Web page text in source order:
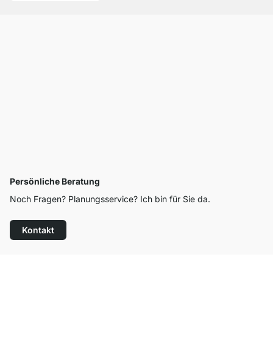
Persönliche Beratung
Noch Fragen? Planungsservice? Ich bin für Sie da.
Kontakt